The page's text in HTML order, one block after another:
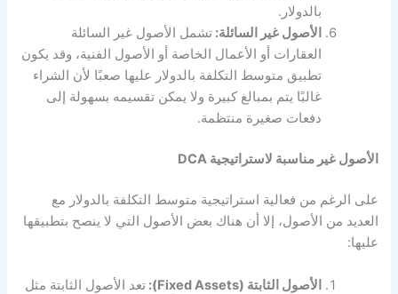
بالدولار.
الأصول غير السائلة:تشمل الأصول غير السائلة
العقارات أو الأعمال الخاصة أو الأصول الفنية، وقد يكون
تطبيق متوسط التكلفة بالدولار عليها صعبًا لأن الشراء
غالبًا يتم بمبالغ كبيرة ولا يمكن تقسيمه بسهولة إلى
دفعات صغيرة منتظمة.
الأصول غير مناسبة لاستراتيجية DCA
على الرغم من فعالية استراتيجية متوسط التكلفة بالدولار مع
العديد من الأصول، إلا أن هناك بعض الأصول التي لا ينصح بتطبيقها
عليها:
الأصول الثابتة (Fixed Assets):
تعد الأصول الثابتة مثل